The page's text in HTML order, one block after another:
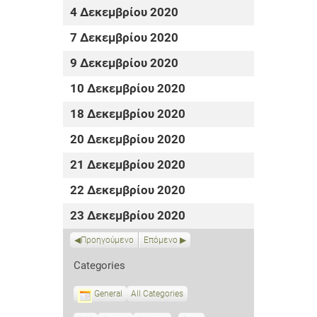
4 Δεκεμβρίου 2020
7 Δεκεμβρίου 2020
9 Δεκεμβρίου 2020
10 Δεκεμβρίου 2020
18 Δεκεμβρίου 2020
20 Δεκεμβρίου 2020
21 Δεκεμβρίου 2020
22 Δεκεμβρίου 2020
23 Δεκεμβρίου 2020
Προηγούμενο Επόμενο
Categories
General All Categories